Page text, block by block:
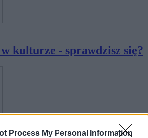
Process My Personal Information
kulturze - sprawdzisz się?